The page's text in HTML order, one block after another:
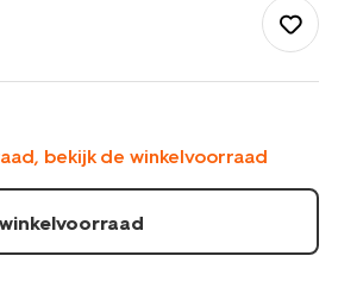
bekijk de winkelvoorraad
winkelvoorraad